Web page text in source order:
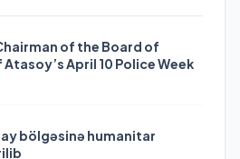
of the Board of
April 10 Police Week
bölgəsinə humanitar